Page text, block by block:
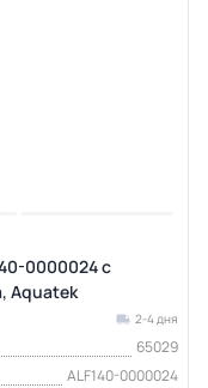
0000024 с
Aquatek
2-4 дня
65029
ALF140-0000024